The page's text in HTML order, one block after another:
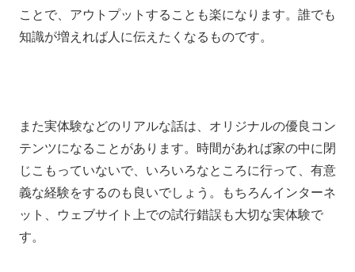
ことで、アウトプットすることも楽になります。誰でも
知識が増えれば人に伝えたくなるものです。
また実体験などのリアルな話は、オリジナルの優良コン
テンツになることがあります。時間があれば家の中に閉
じこもっていないで、いろいろなところに行って、有意
義な経験をするのも良いでしょう。もちろんインターネ
ット、ウェブサイト上での試行錯誤も大切な実体験で
す。